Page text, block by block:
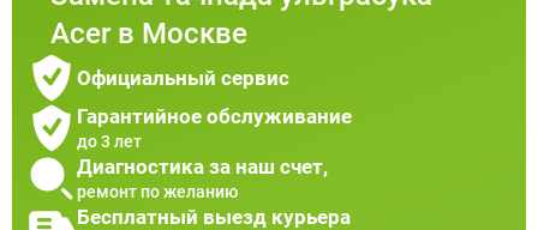
Acer в Москве
Официальный сервис
Гарантийное обслуживание
до 3 лет
Диагностика за наш счет,
ремонт по желанию
Бесплатный выезд курьера